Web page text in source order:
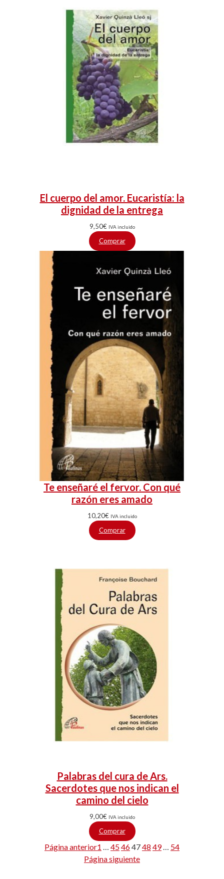
El cuerpo del amor. Eucaristía: la
dignidad de la entrega
9,50€ IVA incluido
Comprar
Te enseñaré el fervor. Con qué
razón eres amado
10,20€ IVA incluido
Comprar
Palabras del cura de Ars.
Sacerdotes que nos indican el
camino del cielo
9,00€ IVA incluido
Comprar
Página anterior1 … 45464748 49… 54
Página siguiente